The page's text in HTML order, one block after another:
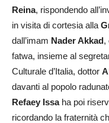
Reina, rispondendo
in visita di cortesia alla
dall’imam Nader Akkad,
fatwa, insieme al
Culturale d’Italia, dottor
davanti al popolo
Refaey Issaha poi
ricordando la fraternità